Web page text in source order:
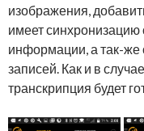
изображения,
имеет
информации, а так-же
записей. Как и в
транскрипция будет